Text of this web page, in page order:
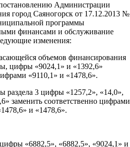
Администрации
город Саяногорск от 17.12.2013 №
программы
финансами и обслуживание
изменения:
объемов финансирования
цифры «9024,1» и «1392,6»
«9110,1» и «1478,6».
раздела 3 цифры «1257,2», «14,0»,
заменить соответственно цифрами
и «1478,6».
«6882,5», «6882,5», «9024,1» и